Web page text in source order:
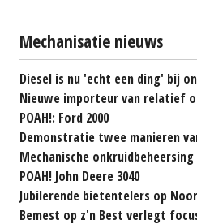
Mechanisatie nieuws
Diesel is nu 'echt een ding' bij
Nieuwe importeur van relatief
POAH!: Ford 2000
Demonstratie twee manieren
Mechanische
POAH! John Deere 3040
Jubilerende bietentelers op